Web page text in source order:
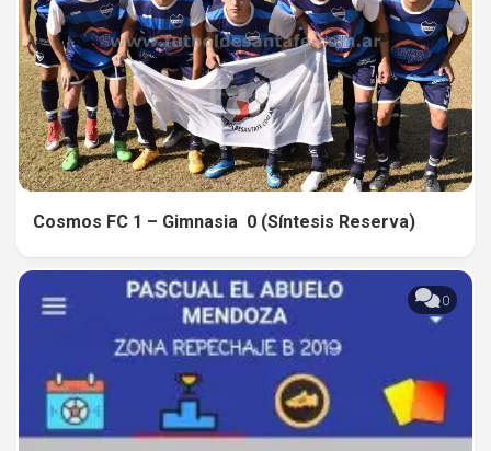
Cosmos FC 1 – Gimnasia 0 (Síntesis Reserva)
0